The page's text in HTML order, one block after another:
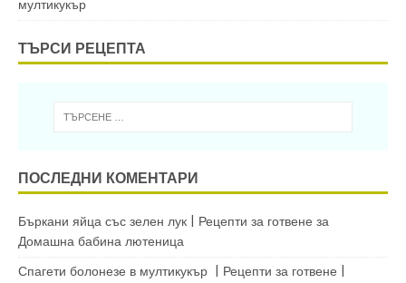
мултикукър
ТЪРСИ РЕЦЕПТА
ПОСЛЕДНИ КОМЕНТАРИ
Бъркани яйца със зелен лук | Рецепти за готвене за
Домашна бабина лютеница
Спагети болонезе в мултикукър | Рецепти за готвене |